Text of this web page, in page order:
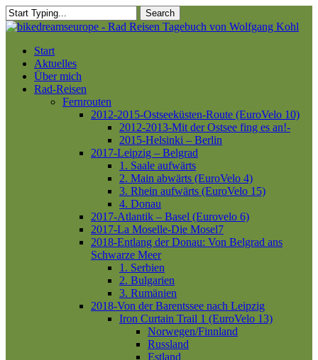
Skip
to
content
Search
Close
Menu
Start
Aktuelles
Über mich
Rad-Reisen
Fernrouten
2012-2015-Ostseeküsten-Route (EuroVelo 10)
2012-2013-Mit der Ostsee fing es an!-
2015-Helsinki – Berlin
2017-Leipzig – Belgrad
1. Saale aufwärts
2. Main abwärts (EuroVelo 4)
3. Rhein aufwärts (EuroVelo 15)
4. Donau
2017-Atlantik – Basel (Eurovelo 6)
2017-La Moselle-Die Mosel7
2018-Entlang der Donau: Von Belgrad ans
Schwarze Meer
1. Serbien
2. Bulgarien
3. Rumänien
2018-Von der Barentssee nach Leipzig
Iron Curtain Trail 1 (EuroVelo 13)
Norwegen/Finnland
Russland
Estland